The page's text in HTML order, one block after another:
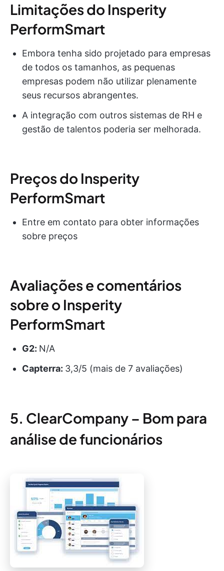
Limitações do Insperity
PerformSmart
Embora tenha sido projetado para empresas
de todos os tamanhos, as pequenas
empresas podem não utilizar plenamente
seus recursos abrangentes.
A integração com outros sistemas de RH e
gestão de talentos poderia ser melhorada.
Preços do Insperity
PerformSmart
Entre em contato para obter informações
sobre preços
Avaliações e comentários
sobre o Insperity
PerformSmart
G2: N/A
Capterra: 3,3/5 (mais de 7 avaliações)
5. ClearCompany – Bom para
análise de funcionários